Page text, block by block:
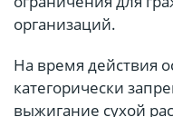
организаций.
На время действия
категорически
выжигание сухой